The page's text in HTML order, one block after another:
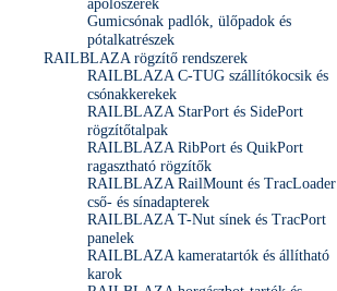
ápolószerek
Gumicsónak padlók, ülőpadok és
pótalkatrészek
RAILBLAZA rögzítő rendszerek
RAILBLAZA C-TUG szállítókocsik és
csónakkerekek
RAILBLAZA StarPort és SidePort
rögzítőtalpak
RAILBLAZA RibPort és QuikPort
ragasztható rögzítők
RAILBLAZA RailMount és TracLoader
cső- és sínadapterek
RAILBLAZA T-Nut sínek és TracPort
panelek
RAILBLAZA kameratartók és állítható
karok